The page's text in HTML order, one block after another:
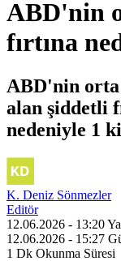
ABD'nin
fırtına
ABD'nin
alan şiddetli
nedeniyle 1
K. Deniz Sönmezler
Editör
12.06.2026 - 13:20
12.06.2026 - 15:27
1 Dk Okunma Süresi